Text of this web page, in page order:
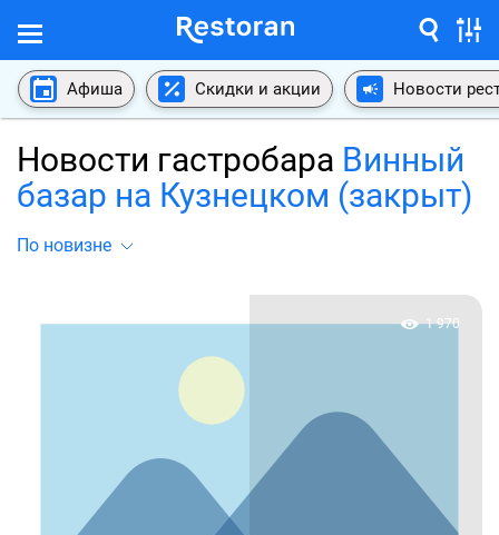
Афиша Скидки и акции Новости
Новости гастробара Винный
базар на Кузнецком (закрыт)
По новизне
1 970